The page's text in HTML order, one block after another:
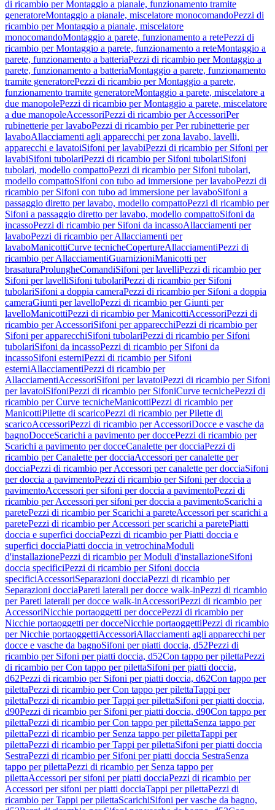
di ricambio per Montaggio a pianale, funzionamento tramite
generatoreMontaggio a pianale, miscelatore monocomandoPezzi di
ricambio per Montaggio a pianale, miscelatore
monocomandoMontaggio a parete, funzionamento a retePezzi di
ricambio per Montaggio a parete, funzionamento a reteMontaggio a
parete, funzionamento a batteriaPezzi di ricambio per Montaggio a
parete, funzionamento a batteriaMontaggio a parete, funzionamento
tramite generatorePezzi di ricambio per Montaggio a parete,
funzionamento tramite generatoreMontaggio a parete, miscelatore a
due manopolePezzi di ricambio per Montaggio a parete, miscelatore
a due manopoleAccessoriPezzi di ricambio per AccessoriPer
rubinetterie per lavaboPezzi di ricambio per Per rubinetterie per
lavaboAllacciamenti agli apparecchi per zona lavabo, lavelli,
apparecchi e lavatoiSifoni per lavabiPezzi di ricambio per Sifoni per
lavabiSifoni tubolariPezzi di ricambio per Sifoni tubolariSifoni
tubolari, modello compattoPezzi di ricambio per Sifoni tubolari,
modello compattoSifoni con tubo ad immersione per lavaboPezzi di
ricambio per Sifoni con tubo ad immersione per lavaboSifoni a
passaggio diretto per lavabo, modello compattoPezzi di ricambio per
Sifoni a passaggio diretto per lavabo, modello compattoSifoni da
incassoPezzi di ricambio per Sifoni da incassoAllacciamenti per
lavaboPezzi di ricambio per Allacciamenti per
lavaboManicottiCurve tecnicheCopertureAllacciamentiPezzi di
ricambio per AllacciamentiGuarnizioniManicotti per
brasaturaProlungheComandiSifoni per lavelliPezzi di ricambio per
Sifoni per lavelliSifoni tubolariPezzi di ricambio per Sifoni
tubolariSifoni a doppia cameraPezzi di ricambio per Sifoni a doppia
cameraGiunti per lavelloPezzi di ricambio per Giunti per
lavelloManicottiPezzi di ricambio per ManicottiAccessoriPezzi di
ricambio per AccessoriSifoni per apparecchiPezzi di ricambio per
Sifoni per apparecchiSifoni tubolariPezzi di ricambio per Sifoni
tubolariSifoni da incassoPezzi di ricambio per Sifoni da
incassoSifoni esterniPezzi di ricambio per Sifoni
esterniAllacciamentiPezzi di ricambio per
AllacciamentiAccessoriSifoni per lavatoiPezzi di ricambio per Sifoni
per lavatoiSifoniPezzi di ricambio per SifoniCurve tecnichePezzi di
ricambio per Curve tecnicheManicottiPezzi di ricambio per
ManicottiPilette di scaricoPezzi di ricambio per Pilette di
scaricoAccessoriPezzi di ricambio per AccessoriDocce e vasche da
bagnoDocceScarichi a pavimento per doccePezzi di ricambio per
Scarichi a pavimento per docceCanalette per docciaPezzi di
ricambio per Canalette per docciaAccessori per canalette per
docciaPezzi di ricambio per Accessori per canalette per docciaSifoni
per doccia a pavimentoPezzi di ricambio per Sifoni per doccia a
pavimentoAccessori per sifoni per doccia a pavimentoPezzi di
ricambio per Accessori per sifoni per doccia a pavimentoScarichi a
paretePezzi di ricambio per Scarichi a pareteAccessori per scarichi a
paretePezzi di ricambio per Accessori per scarichi a paretePiatti
doccia e superfici docciaPezzi di ricambio per Piatti doccia e
superfici docciaPiatti doccia in vetrochinaModuli
d'installazionePezzi di ricambio per Moduli d'installazioneSifoni
doccia specificiPezzi di ricambio per Sifoni doccia
specificiAccessoriSeparazioni docciaPezzi di ricambio per
Separazioni docciaPareti laterali per docce walk-inPezzi di ricambio
per Pareti laterali per docce walk-inAccessoriPezzi di ricambio per
AccessoriNicchie portaoggetti per doccePezzi di ricambio per
Nicchie portaoggetti per docceNicchie portaoggettiPezzi di ricambio
per Nicchie portaoggettiAccessoriAllacciamenti agli apparecchi per
docce e vasche da bagnoSifoni per piatti doccia, d52Pezzi di
ricambio per Sifoni per piatti doccia, d52Con tappo per pilettaPezzi
di ricambio per Con tappo per pilettaSifoni per piatti doccia,
d62Pezzi di ricambio per Sifoni per piatti doccia, d62Con tappo per
pilettaPezzi di ricambio per Con tappo per pilettaTappi per
pilettaPezzi di ricambio per Tappi per pilettaSifoni per piatti doccia,
d90Pezzi di ricambio per Sifoni per piatti doccia, d90Con tappo per
pilettaPezzi di ricambio per Con tappo per pilettaSenza tappo per
pilettaPezzi di ricambio per Senza tappo per pilettaTappi per
pilettaPezzi di ricambio per Tappi per pilettaSifoni per piatti doccia
SestraPezzi di ricambio per Sifoni per piatti doccia SestraSenza
tappo per pilettaPezzi di ricambio per Senza tappo per
pilettaAccessori per sifoni per piatti docciaPezzi di ricambio per
Accessori per sifoni per piatti docciaTappi per pilettaPezzi di
ricambio per Tappi per pilettaScarichiSifoni per vasche da bagno,